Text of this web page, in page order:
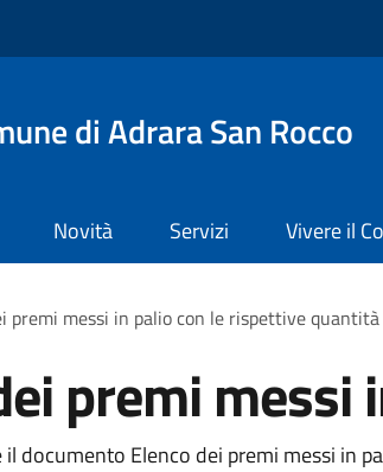
di Adrara San Rocco
Novità Servizi Vivere il
pane
premi messi in palio con le rispettive quantità
premi
il documento Elenco dei premi messi in